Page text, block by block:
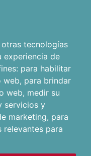
tecnologías
experiencia de
para habilitar
web, para brindar
web, medir su
servicios y
marketing, para
relevantes para